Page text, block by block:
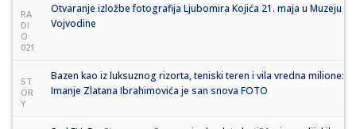
RA
DI
O
021
Otvaranje izložbe fotografija Ljubomira Kojića 21. maja u Muzeju
Vojvodine
ST
OR
Y
Bazen kao iz luksuznog rizorta, teniski teren i vila vredna milione:
Imanje Zlatana Ibrahimovića je san snova FOTO